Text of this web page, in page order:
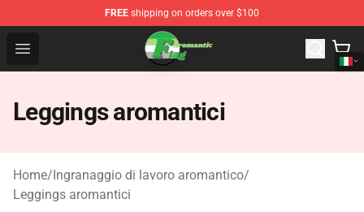
FREE shipping on orders over $100
Open menu
Aromantic Flag Shop - The Best Store of Aromantic Flag
Leggings aromantici
Home/Ingranaggio di lavoro aromantico/
Leggings aromantici